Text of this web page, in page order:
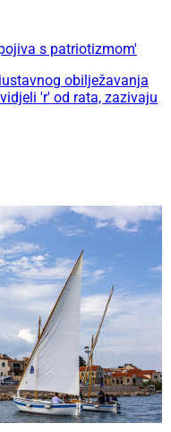
s patriotizmom'
obilježavanja
'r' od rata, zazivaju